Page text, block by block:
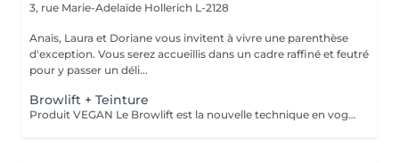
3, rue Marie-Adelaïde Hollerich L-2128
Anais, Laura et Doriane vous invitent à vivre une parenthèse
d'exception. Vous serez accueillis dans un cadre raffiné et feutré
pour y passer un déli...
Browlift + Teinture
Produit VEGAN Le Browlift est la nouvelle technique en vogue pour restructurer vos sourcils qui permet de les épaissir et les rehausser tout en fixant leur mouvement pour un résultat qui dure environ 6 semaines. Ils paraissent plus fournis et volumineux et la teinture va accentuer la forme et intensifier la couleur. Le Browlift ouvre votre regard et le met en valeur.